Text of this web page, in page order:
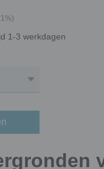
1-3 werkdagen